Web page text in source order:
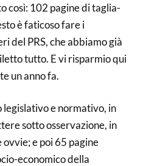
così: 102 pagine di taglia-
è faticoso fare i
del PRS, che abbiamo già
tutto. E vi risparmio qui
un anno fa.
legislativo e normativo, in
sotto osservazione, in
e poi 65 pagine
economico della